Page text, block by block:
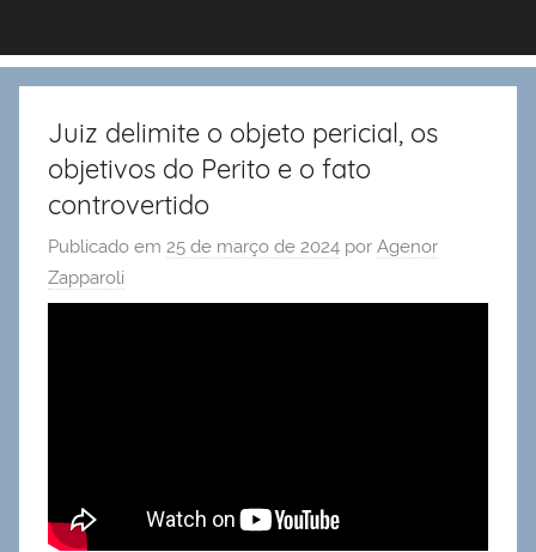
Juiz delimite o objeto pericial, os
objetivos do Perito e o fato
controvertido
Publicado em 25 de março de 2024 por Agenor
Zapparoli